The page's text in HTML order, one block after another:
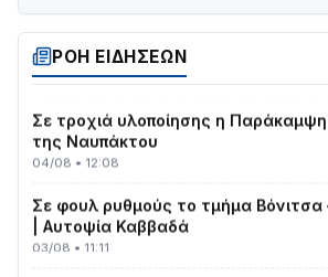
ΡΟΗ ΕΙΔΗΣΕΩΝ
Στο σκοτάδι μεγάλο μέρος στο
04/08 • 19:47
της Ναυπάκτου
04/08 • 12:08
| Αυτοψία Καββαδά
03/08 • 11:11